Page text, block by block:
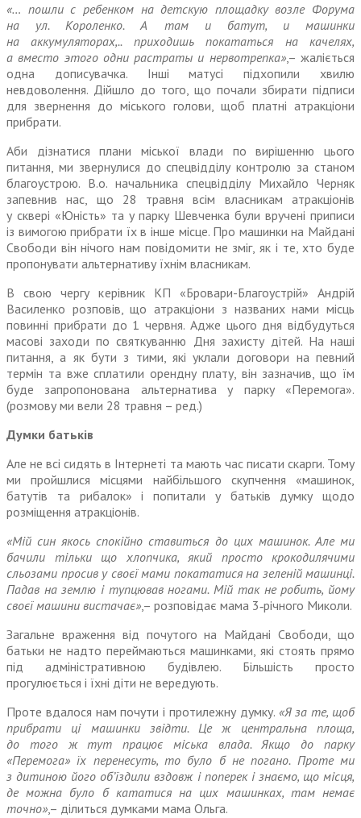
«… пошли с ребенком на детскую площадку возле Форума
на ул. Короленко. А там и батут, и машинки
на аккумуляторах,.. приходишь покататься на качелях,
а вместо этого одни растраты и нервотрепка»,– жаліється
одна дописувачка. Інші матусі підхопили хвилю
невдоволення. Дійшло до того, що почали збирати підписи
для звернення до міського голови, щоб платні атракціони
прибрати.
Аби дізнатися плани міської влади по вирішенню цього
питання, ми звернулися до спецвідділу контролю за станом
благоустрою. В.о. начальника спецвідділу Михайло Черняк
запевнив нас, що 28 травня всім власникам атракціонів
у сквері «Юність» та у парку Шевченка були вручені приписи
із вимогою прибрати їх в інше місце. Про машинки на Майдані
Свободи він нічого нам повідомити не зміг, як і те, хто буде
пропонувати альтернативу їхнім власникам.
В свою чергу керівник КП «Бровари-Благоустрій» Андрій
Василенко розповів, що атракціони з названих нами місць
повинні прибрати до 1 червня. Адже цього дня відбудуться
масові заходи по святкуванню Дня захисту дітей. На наші
питання, а як бути з тими, які уклали договори на певний
термін та вже сплатили орендну плату, він зазначив, що їм
буде запропонована альтернатива у парку «Перемога».
(розмову ми вели 28 травня – ред.)
Думки батьків
Але не всі сидять в Інтернеті та мають час писати скарги. Тому
ми пройшлися місцями найбільшого скупчення «машинок,
батутів та рибалок» і попитали у батьків думку щодо
розміщення атракціонів.
«Мій син якось спокійно ставиться до цих машинок. Але ми
бачили тільки що хлопчика, який просто крокодилячими
сльозами просив у своєї мами покататися на зеленій машинці.
Падав на землю і тупцював ногами. Мій так не робить, йому
своєї машини вистачає»,– розповідає мама 3‑річного Миколи.
Загальне враження від почутого на Майдані Свободи, що
батьки не надто переймаються машинками, які стоять прямо
під адміністративною будівлею. Більшість просто
прогулюється і їхні діти не вередують.
Проте вдалося нам почути і протилежну думку. «Я за те, щоб
прибрати ці машинки звідти. Це ж центральна площа,
до того ж тут працює міська влада. Якщо до парку
«Перемога» їх перенесуть, то було б не погано. Проте ми
з дитиною його об’їздили вздовж і поперек і знаємо, що місця,
де можна було б кататися на цих машинках, там немає
точно»,– ділиться думками мама Ольга.